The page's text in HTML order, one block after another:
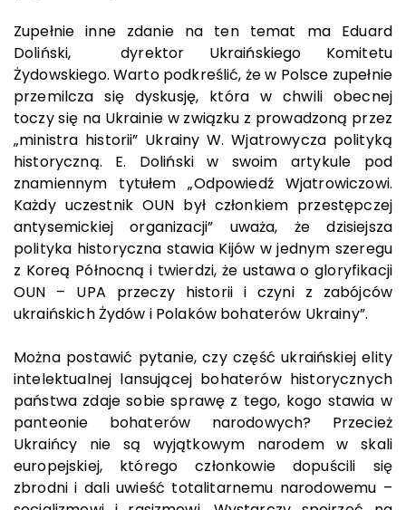
Zupełnie inne zdanie na ten temat ma Eduard
Doliński, dyrektor Ukraińskiego Komitetu
Żydowskiego. Warto podkreślić, że w Polsce zupełnie
przemilcza się dyskusję, która w chwili obecnej
toczy się na Ukrainie w związku z prowadzoną przez
„ministra historii” Ukrainy W. Wjatrowycza polityką
historyczną. E. Doliński w swoim artykule pod
znamiennym tytułem „Odpowiedź Wjatrowiczowi.
Każdy uczestnik OUN był członkiem przestępczej
antysemickiej organizacji” uważa, że dzisiejsza
polityka historyczna stawia Kijów w jednym szeregu
z Koreą Północną i twierdzi, że ustawa o gloryfikacji
OUN – UPA przeczy historii i czyni z zabójców
ukraińskich Żydów i Polaków bohaterów Ukrainy”.
Można postawić pytanie, czy część ukraińskiej elity
intelektualnej lansującej bohaterów historycznych
państwa zdaje sobie sprawę z tego, kogo stawia w
panteonie bohaterów narodowych? Przecież
Ukraińcy nie są wyjątkowym narodem w skali
europejskiej, którego członkowie dopuścili się
zbrodni i dali uwieść totalitarnemu narodowemu –